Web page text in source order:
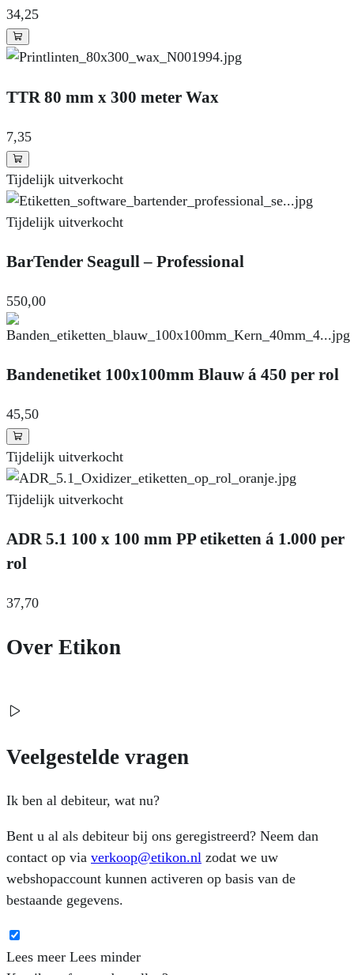
34,25
TTR 80 mm x 300 meter Wax
7,35
Tijdelijk uitverkocht
Tijdelijk uitverkocht
BarTender Seagull – Professional
550,00
Bandenetiket 100x100mm Blauw á 450 per rol
45,50
Tijdelijk uitverkocht
Tijdelijk uitverkocht
ADR 5.1 100 x 100 mm PP etiketten á 1.000 per
rol
37,70
Over Etikon
Veelgestelde vragen
Ik ben al debiteur, wat nu?
Bent u al als debiteur bij ons geregistreerd? Neem dan
contact op via verkoop@etikon.nl zodat we uw
webshopaccount kunnen activeren op basis van de
bestaande gegevens.
Lees meer Lees minder